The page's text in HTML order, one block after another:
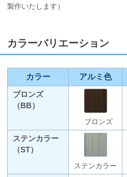
製作いたします）
カラーバリエーション
カラー アルミ色
ブロンズ
（BB）
ブロンズ
ステンカラー
（ST）
ステンカラー